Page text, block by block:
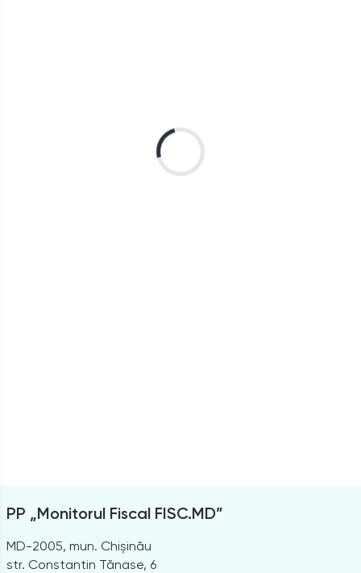
PP „Monitorul Fiscal FISC.MD”
MD-2005, mun. Chișinău
str. Constantin Tănase, 6